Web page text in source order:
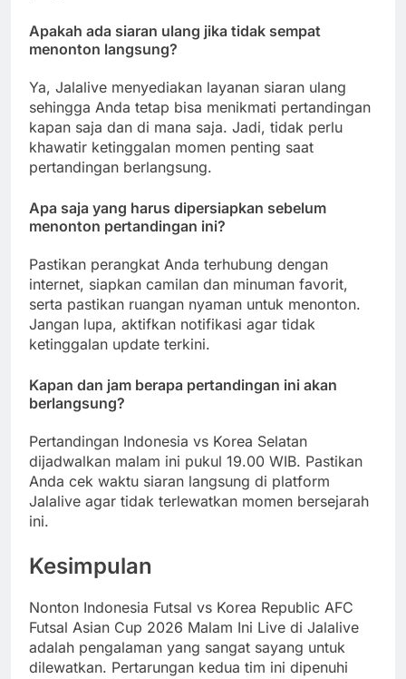
Apakah ada siaran ulang jika tidak sempat
menonton langsung?
Ya, Jalalive menyediakan layanan siaran ulang
sehingga Anda tetap bisa menikmati pertandingan
kapan saja dan di mana saja. Jadi, tidak perlu
khawatir ketinggalan momen penting saat
pertandingan berlangsung.
Apa saja yang harus dipersiapkan sebelum
menonton pertandingan ini?
Pastikan perangkat Anda terhubung dengan
internet, siapkan camilan dan minuman favorit,
serta pastikan ruangan nyaman untuk menonton.
Jangan lupa, aktifkan notifikasi agar tidak
ketinggalan update terkini.
Kapan dan jam berapa pertandingan ini akan
berlangsung?
Pertandingan Indonesia vs Korea Selatan
dijadwalkan malam ini pukul 19.00 WIB. Pastikan
Anda cek waktu siaran langsung di platform
Jalalive agar tidak terlewatkan momen bersejarah
ini.
Kesimpulan
Nonton Indonesia Futsal vs Korea Republic AFC
Futsal Asian Cup 2026 Malam Ini Live di Jalalive
adalah pengalaman yang sangat sayang untuk
dilewatkan. Pertarungan kedua tim ini dipenuhi